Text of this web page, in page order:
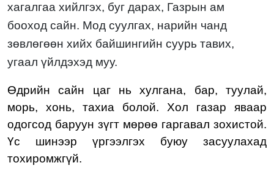
хагалгаа хийлгэх, буг дарах, Газрын ам
бооход сайн. Мод суулгах, нарийн чанд
зөвлөгөөн хийх байшингийн суурь тавих,
угаал үйлдэхэд муу.
Өдрийн сайн цаг нь хулгана, бар,туулай,
морь, хонь, тахиа болой. Хол газар яваар
одогсод баруун зүгт мөрөө гаргавал зохистой.
Үс шинээр үргээлгэх буюу засуулахад
тохиромжгүй.